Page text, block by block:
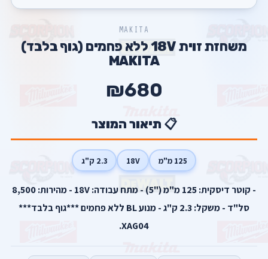
MAKITA
משחזת זוית 18V ללא פחמים (גוף בלבד)
MAKITA
₪680
📋 תיאור המוצר
125 מ"מ 18V 2.3 ק"ג
- קוטר דיסקית: 125 מ"מ ("5) - מתח עבודה: 18V - מהירות: 8,500
סל"ד - משקל: 2.3 ק"ג - מנוע BL ללא פחמים ***גוף בלבד***
XAG04.